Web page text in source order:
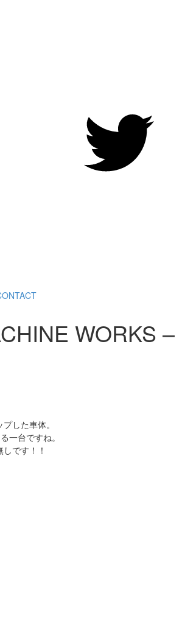
WORKS
した車体。
一台ですね。
です！！